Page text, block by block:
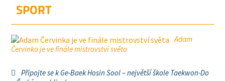
SPORT
Adam
Červinka je ve finále mistrovství světa
Připojte se k Ge-Baek Hosin Sool – největší škole Taekwon-Do